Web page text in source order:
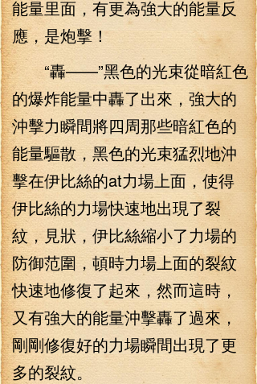
能量里面，有更為強大的能量反
應，是炮擊！
“轟——”黑色的光束從暗紅色
的爆炸能量中轟了出來，強大的
沖擊力瞬間將四周那些暗紅色的
能量驅散，黑色的光束猛烈地沖
擊在伊比絲的at力場上面，使得
伊比絲的力場快速地出現了裂
紋，見狀，伊比絲縮小了力場的
防御范圍，頓時力場上面的裂紋
快速地修復了起來，然而這時，
又有強大的能量沖擊轟了過來，
剛剛修復好的力場瞬間出現了更
多的裂紋。